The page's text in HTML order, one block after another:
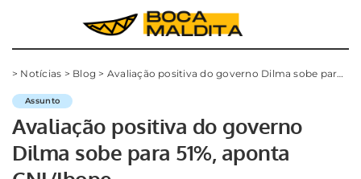
> Notícias > Blog > Avaliação positiva do governo Dilma sobe para 51%, aponta CNI/Ibope
Assunto
Avaliação positiva do governo
Dilma sobe para 51%, aponta